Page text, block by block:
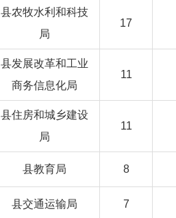
县农牧水利和科技
局
17
县发展改革和工业
商务信息化局
11
县住房和城乡建设
局
11
县教育局 8
县交通运输局 7